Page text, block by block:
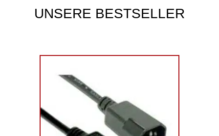
UNSERE BESTSELLER